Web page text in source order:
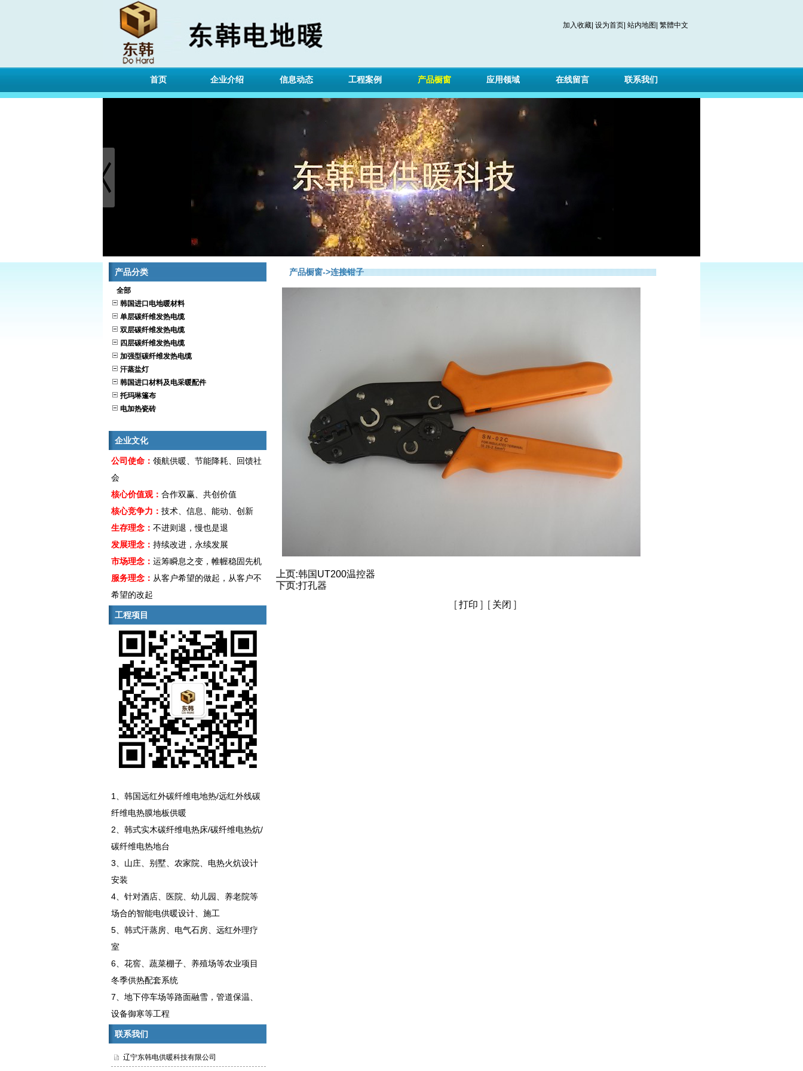
加入收藏 设为首页 站内地图 繁體中文
首页 企业介绍 信息动态 工程案例 产品橱窗 应用领域 在线留言 联系我们
产品分类
全部
韩国进口电地暖材料
单层碳纤维发热电缆
双层碳纤维发热电缆
四层碳纤维发热电缆
加强型碳纤维发热电缆
汗蒸盐灯
韩国进口材料及电采暖配件
托玛琳篷布
电加热瓷砖
企业文化
公司使命： 领航供暖、节能降耗、回馈社
会
核心价值观： 合作双赢、共创价值
核心竞争力： 技术、信息、能动、创新
生存理念： 不进则退，慢也是退
发展理念： 持续改进，永续发展
市场理念： 运筹瞬息之变，帷幄稳固先机
服务理念： 从客户希望的做起，从客户不
希望的改起
工程项目
1、韩国远红外碳纤维电地热/远红外线碳
纤维电热膜地板供暖
2、韩式实木碳纤维电热床/碳纤维电热炕/
碳纤维电热地台
3、山庄、别墅、农家院、电热火炕设计
安装
4、针对酒店、医院、幼儿园、养老院等
场合的智能电供暖设计、施工
5、韩式汗蒸房、电气石房、远红外理疗
室
6、花窖、蔬菜棚子、养殖场等农业项目
冬季供热配套系统
7、地下停车场等路面融雪，管道保温、
设备御寒等工程
联系我们
辽宁东韩电供暖科技有限公司
产品橱窗->连接钳子
上页:韩国UT200温控器
下页:打孔器
[打印 ] [ 关闭 ]